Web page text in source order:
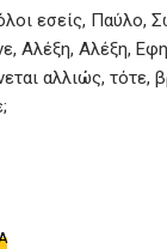
εσείς, Παύλο,
Αλέξη, Αλέξη,
αλλιώς, τότε,